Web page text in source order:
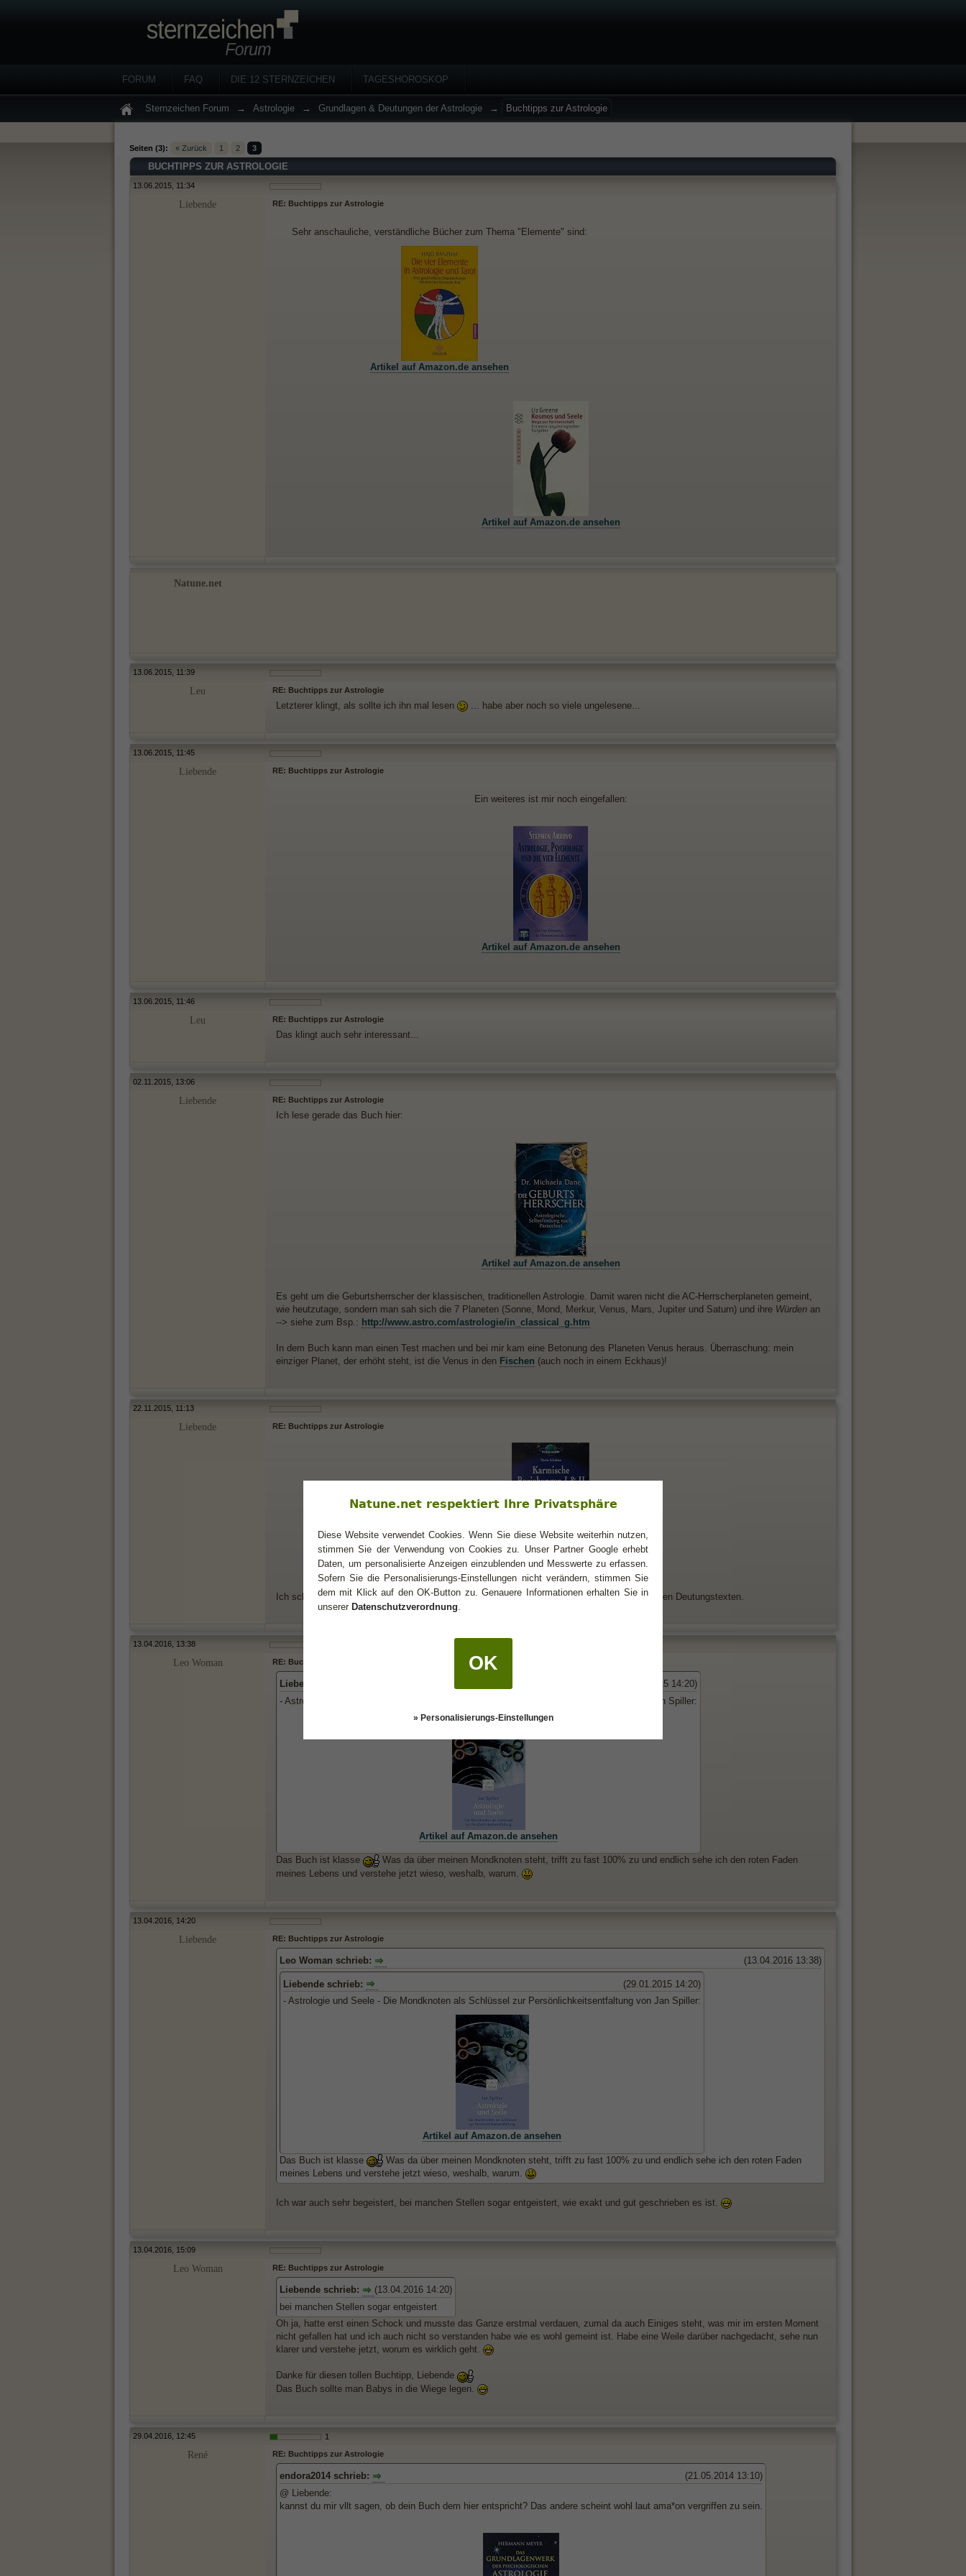
FORUM FAQ DIE 12 STERNZEICHEN TAGESHOROSKOP
Sternzeichen Forum → Astrologie → Grundlagen & Deutungen der Astrologie → Buchtipps zur Astrologie
Seiten (3): « Zurück 1 2 3
BUCHTIPPS ZUR ASTROLOGIE
13.06.2015, 11:34
Liebende RE: Buchtipps zur Astrologie
Sehr anschauliche, verständliche Bücher zum Thema "Elemente" sind:
Artikel auf Amazon.de ansehen
Artikel auf Amazon.de ansehen
Natune.net
13.06.2015, 11:39
Leu RE: Buchtipps zur Astrologie
Letzterer klingt, als sollte ich ihn mal lesen ... habe aber noch so viele ungelesene...
13.06.2015, 11:45
Liebende RE: Buchtipps zur Astrologie
Ein weiteres ist mir noch eingefallen:
Artikel auf Amazon.de ansehen
13.06.2015, 11:46
Leu RE: Buchtipps zur Astrologie
Das klingt auch sehr interessant...
02.11.2015, 13:06
Liebende RE: Buchtipps zur Astrologie
Ich lese gerade das Buch hier:
Artikel auf Amazon.de ansehen
Es geht um die Geburtsherrscher der klassischen, traditionellen Astrologie. Damit waren nicht die AC-Herrscherplaneten gemeint,
wie heutzutage, sondern man sah sich die 7 Planeten (Sonne, Mond, Merkur, Venus, Mars, Jupiter und Saturn) und ihre Würden an
--> siehe zum Bsp.: http://www.astro.com/astrologie/in_classical_g.htm
In dem Buch kann man einen Test machen und bei mir kam eine Betonung des Planeten Venus heraus. Überraschung: mein
einziger Planet, der erhöht steht, ist die Venus in den Fischen (auch noch in einem Eckhaus)!
22.11.2015, 11:13
Liebende RE: Buchtipps zur Astrologie
Artikel auf Amazon.de ansehen
Ich schaue momentan wieder in dieses Nachschlagebuch und bin mal wieder fasziniert von den Deutungstexten.
13.04.2016, 13:38
Leo Woman RE: Buchtipps zur Astrologie
(29.01.2015 14:20)
Liebende schrieb:
- Astrologie und Seele - Die Mondknoten als Schlüssel zur Persönlichkeitsentfaltung von Jan Spiller:
Artikel auf Amazon.de ansehen
Das Buch ist klasse
Was da über meinen Mondknoten steht, trifft zu fast 100% zu und endlich sehe ich den roten Faden
meines Lebens und verstehe jetzt wieso, weshalb, warum.
13.04.2016, 14:20
Liebende RE: Buchtipps zur Astrologie
(13.04.2016 13:38)
Leo Woman schrieb:
(29.01.2015 14:20)
Liebende schrieb:
- Astrologie und Seele - Die Mondknoten als Schlüssel zur Persönlichkeitsentfaltung von Jan Spiller:
Artikel auf Amazon.de ansehen
Das Buch ist klasse
Was da über meinen Mondknoten steht, trifft zu fast 100% zu und endlich sehe ich den roten Faden
meines Lebens und verstehe jetzt wieso, weshalb, warum.
Ich war auch sehr begeistert, bei manchen Stellen sogar entgeistert, wie exakt und gut geschrieben es ist.
13.04.2016, 15:09
Leo Woman RE: Buchtipps zur Astrologie
(13.04.2016 14:20)
Liebende schrieb:
bei manchen Stellen sogar entgeistert
Oh ja, hatte erst einen Schock und musste das Ganze erstmal verdauen, zumal da auch Einiges steht, was mir im ersten Moment
nicht gefallen hat und ich auch nicht so verstanden habe wie es wohl gemeint ist. Habe eine Weile darüber nachgedacht, sehe nun
klarer und verstehe jetzt, worum es wirklich geht.
Danke für diesen tollen Buchtipp, Liebende
Das Buch sollte man Babys in die Wiege legen.
29.04.2016, 12:45 1
René RE: Buchtipps zur Astrologie
(21.05.2014 13:10)
endora2014 schrieb:
@ Liebende:
kannst du mir vllt sagen, ob dein Buch dem hier entspricht? Das andere scheint wohl laut ama*on vergriffen zu sein.
Natune.net respektiert Ihre Privatsphäre
Diese Website verwendet Cookies. Wenn Sie diese Website weiterhin nutzen,
stimmen Sie der Verwendung von Cookies zu. Unser Partner Google erhebt
Daten, um personalisierte Anzeigen einzublenden und Messwerte zu erfassen.
Sofern Sie die Personalisierungs-Einstellungen nicht verändern, stimmen Sie
dem mit Klick auf den OK-Button zu. Genauere Informationen erhalten Sie in
unserer Datenschutzverordnung
OK
» Personalisierungs-Einstellungen